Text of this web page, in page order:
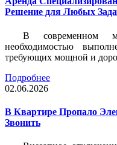
Решение для Любых
В современном
необходимостью
требующих мощной и
Подробнее
02.06.2026
В Квартире Пропало
Звонить